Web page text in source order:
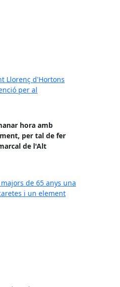
Llorenç d'Hortons
per al
hora amb
per tal de fer
de l'Alt